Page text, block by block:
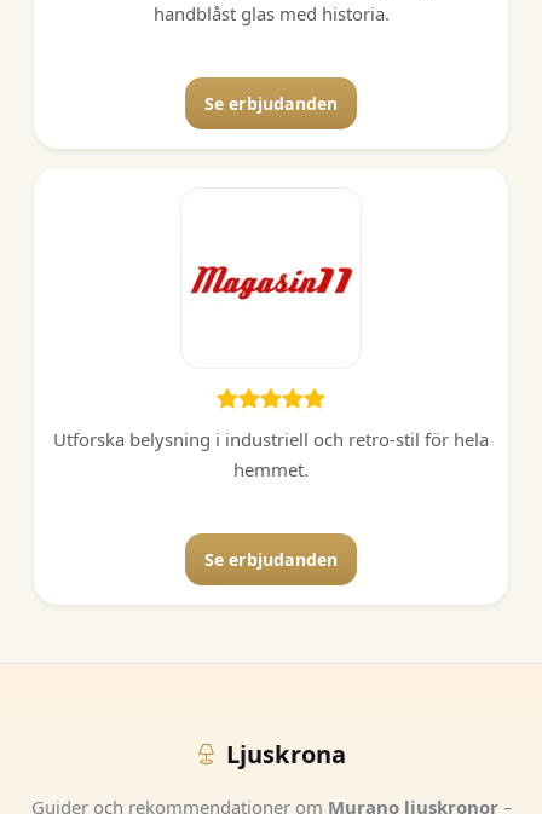
handblåst glas med historia.
Se erbjudanden
Utforska belysning i industriell och retro-stil för hela
hemmet.
Se erbjudanden
Ljuskrona
Guider och rekommendationer om Murano ljuskronor–